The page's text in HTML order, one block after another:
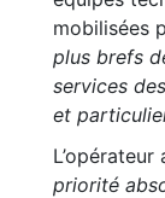
mobilisées
plus brefs
services
et
priorité